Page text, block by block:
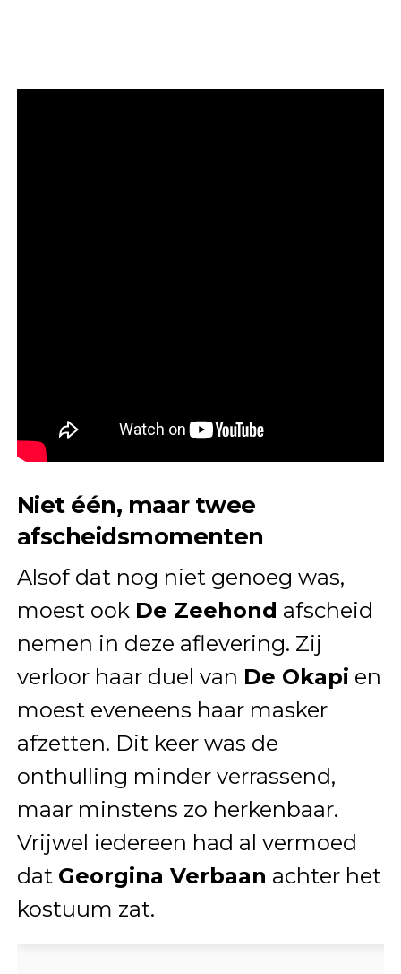
Niet één, maar twee
afscheidsmomenten
Alsof dat nog niet genoeg was,
moest ook De Zeehond afscheid
nemen in deze aflevering. Zij
verloor haar duel van De Okapi en
moest eveneens haar masker
afzetten. Dit keer was de
onthulling minder verrassend,
maar minstens zo herkenbaar.
Vrijwel iedereen had al vermoed
dat Georgina Verbaan achter het
kostuum zat.